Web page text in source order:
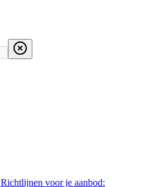
Richtlijnen voor je aanbod: